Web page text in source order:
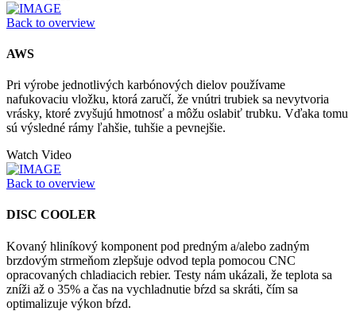
Back to overview
AWS
Pri výrobe jednotlivých karbónových dielov používame
nafukovaciu vložku, ktorá zaručí, že vnútri trubiek sa nevytvoria
vrásky, ktoré zvyšujú hmotnosť a môžu oslabiť trubku. Vďaka tomu
sú výsledné rámy ľahšie, tuhšie a pevnejšie.
Watch Video
Back to overview
DISC COOLER
Kovaný hliníkový komponent pod predným a/alebo zadným
brzdovým strmeňom zlepšuje odvod tepla pomocou CNC
opracovaných chladiacich rebier. Testy nám ukázali, že teplota sa
zníži až o 35% a čas na vychladnutie bŕzd sa skráti, čím sa
optimalizuje výkon bŕzd.